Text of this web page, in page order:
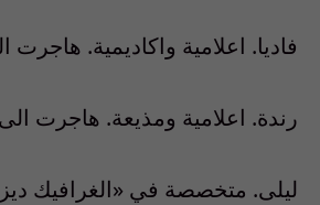
فاديا. اعلامية واكاديمية. هاجرت
رندة. اعلامية ومذيعة. هاجرت الى